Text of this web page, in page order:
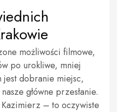
możliwości filmowe,
po urokliwe, mniej
jest dobranie miejsc,
główne przesłanie.
Kazimierz – to oczywiste